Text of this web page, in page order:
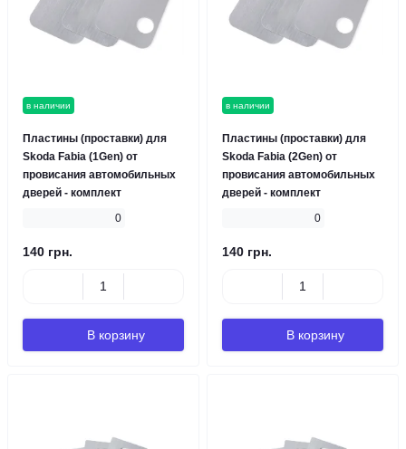
в наличии
Пластины (проставки) для
Skoda Fabia (1Gen) от
провисания автомобильных
дверей - комплект
0
140 грн.
В корзину
в наличии
Пластины (проставки) для
Skoda Fabia (2Gen) от
провисания автомобильных
дверей - комплект
0
140 грн.
В корзину